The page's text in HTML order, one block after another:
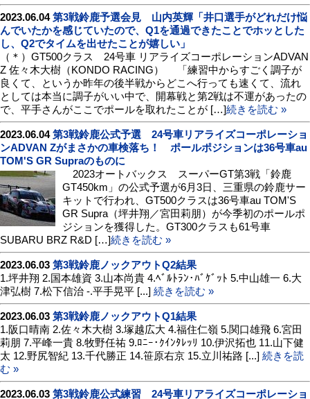
2023.06.04第3戦鈴鹿予選会見 山内英輝「井口選手がどれだけ悩
んでいたかを感じていたので、Q1を通過できたことでホッとした
し、Q2でタイムを出せたことが嬉しい」
（＊）GT500クラス 24号車 リアライズコーポレーションADVAN
Z 佐々木大樹（KONDO RACING） 「練習中からすごく調子が
良くて、というか昨年の後半戦からどこへ行っても速くて、流れ
としては本当に調子がいい中で、開幕戦と第2戦は不運があったの
で、平手さんがここでポールを取れたことが […]続きを読む »
2023.06.04第3戦鈴鹿公式予選 24号車リアライズコーポレーショ
ンADVAN Zがまさかの車検落ち！ ポールポジションは36号車au
TOM'S GR Supraのものに
2023オートバックス スーパーGT第3戦「鈴鹿
GT450km」の公式予選が6月3日、三重県の鈴鹿サー
キットで行われ、GT500クラスは36号車au TOM'S
GR Supra（坪井翔／宮田莉朋）が今季初のポールポ
ジションを獲得した。GT300クラスも61号車
SUBARU BRZ R&D […]続きを読む »
2023.06.03 第3戦鈴鹿ノックアウトQ2結果
1.坪井翔 2.国本雄資 3.山本尚貴 4.ﾍﾞﾙﾄﾗﾝ･ﾊﾞｹﾞｯﾄ 5.中山雄一 6.大
津弘樹 7.松下信治 -.平手晃平 [...] 続きを読む »
2023.06.03 第3戦鈴鹿ノックアウトQ1結果
1.阪口晴南 2.佐々木大樹 3.塚越広大 4.福住仁嶺 5.関口雄飛 6.宮田
莉朋 7.平峰一貴 8.牧野任祐 9.ﾛﾆｰ･ｸｲﾝﾀﾚｯﾘ 10.伊沢拓也 11.山下健
太 12.野尻智紀 13.千代勝正 14.笹原右京 15.立川祐路 [...] 続きを読
む »
2023.06.03 第3戦鈴鹿公式練習 24号車リアライズコーポレーショ